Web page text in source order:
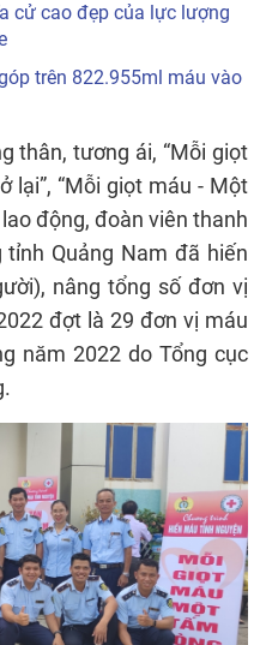
cử cao đẹp của lực lượng
trên 822.955ml máu vào
thân, tương ái, “Mỗi giọt
lại”, “Mỗi giọt máu - Một
động, đoàn viên thanh
Quảng Nam đã hiến
nâng tổng số đơn vị
đợt là 29 đơn vị máu
năm 2022 do Tổng cục